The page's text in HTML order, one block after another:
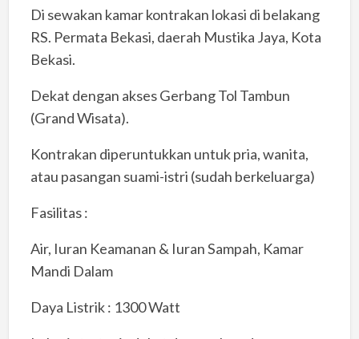
Di sewakan kamar kontrakan lokasi di belakang
RS. Permata Bekasi, daerah Mustika Jaya, Kota
Bekasi.
Dekat dengan akses Gerbang Tol Tambun
(Grand Wisata).
Kontrakan diperuntukkan untuk pria, wanita,
atau pasangan suami-istri (sudah berkeluarga)
Fasilitas :
Air, Iuran Keamanan & Iuran Sampah, Kamar
Mandi Dalam
Daya Listrik : 1300 Watt